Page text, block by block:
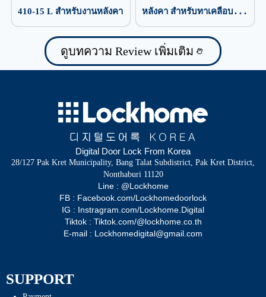
410-15 L สำหรับงานหลังคา
หลังคา สำหรับทาเคลือบ
ป้องกันน้ำรั่วซึม
ดูบทความ Review เพิ่มเติม
Digital Door Lock From Korea
28/127 Pak Kret Municipality, Bang Talat Subdistrict, Pak Kret District,
Nonthaburi 11120
Line : @Lockhome
FB : Facebook.com/Lockhomedoorlock
IG : Instragram.com/Lockhome.Digital
Tiktok : Tiktok.com/@lockhome.co.th
E-mail : Lockhomedigital@gmail.com
SUPPORT